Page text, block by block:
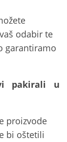
odabir te
garantiramo
pakirali u
proizvode
bi oštetili